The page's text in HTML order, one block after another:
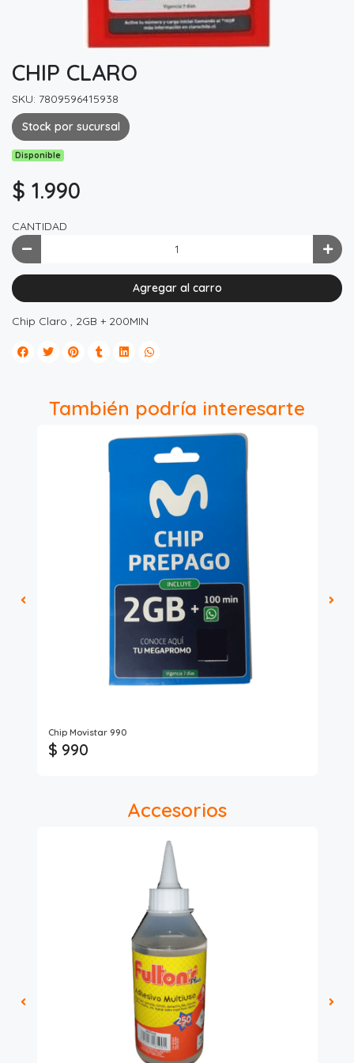
CHIP CLARO
SKU: 7809596415938
Stock por sucursal
Disponible
$ 1.990
CANTIDAD
Agregar al carro
Chip Claro , 2GB + 200MIN
También podría interesarte
Chip Movistar 990
$ 990
Accesorios